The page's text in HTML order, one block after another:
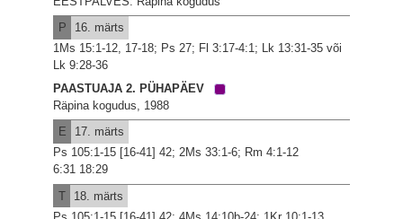
P
16. märts
1Ms 15:1-12, 17-18; Ps 27; Fl 3:17-4:1; Lk 13:31-35 või
Lk 9:28-36
PAASTUAJA 2. PÜHAPÄEV
Räpina kogudus, 1988
E
17. märts
Ps 105:1-15 [16-41] 42; 2Ms 33:1-6; Rm 4:1-12
6:31 18:29
T
18. märts